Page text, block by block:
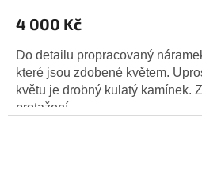
4 000 Kč
Do detailu propracovaný
které jsou zdobené květem.
květu je drobný kulatý kamínek.
protažení...